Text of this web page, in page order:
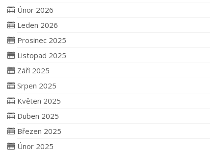
Únor 2026
Leden 2026
Prosinec 2025
Listopad 2025
Září 2025
Srpen 2025
Květen 2025
Duben 2025
Březen 2025
Únor 2025